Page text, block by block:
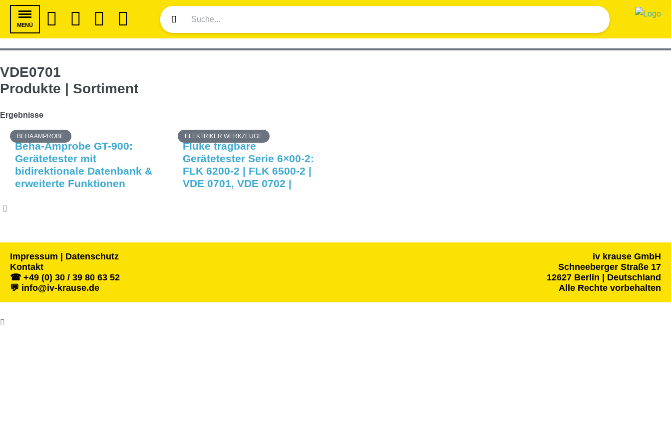
MENÜ
VDE0701
Produkte | Sortiment
Ergebnisse
BEHA AMPROBE
Beha-Amprobe GT-900:
Gerätetester mit
bidirektionale Datenbank &
erweiterte Funktionen
ELEKTRIKER WERKZEUGE
Fluke tragbare
Gerätetester Serie 6×00-2:
FLK 6200-2 | FLK 6500-2 |
VDE 0701, VDE 0702 |
Impressum | Datenschutz
Kontakt
☎ +49 (0) 30 / 39 80 63 52
💬 info@iv-krause.de
iv krause GmbH
Schneeberger Straße 17
12627 Berlin | Deutschland
Alle Rechte vorbehalten